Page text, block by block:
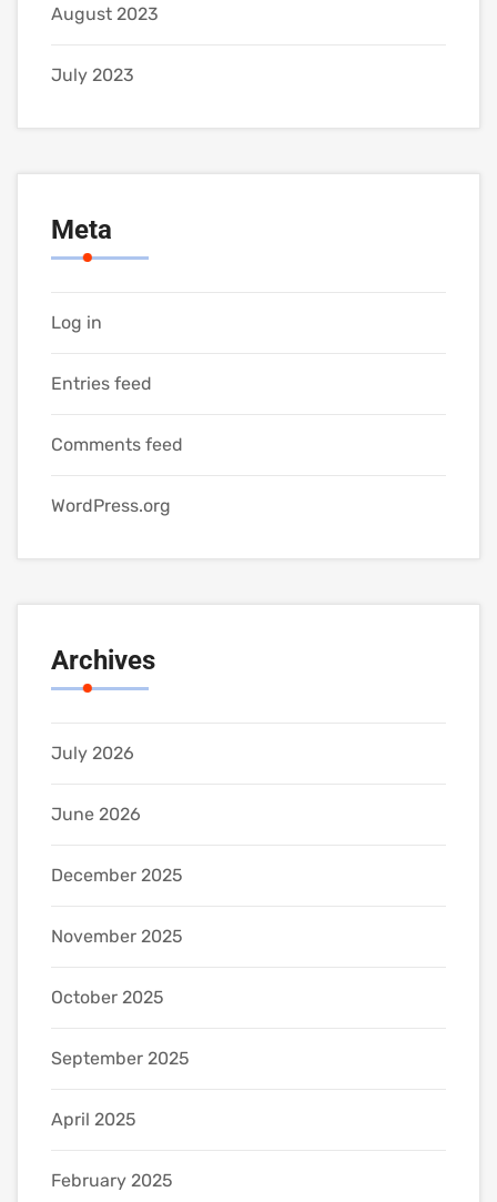
August 2023
July 2023
Meta
Log in
Entries feed
Comments feed
WordPress.org
Archives
July 2026
June 2026
December 2025
November 2025
October 2025
September 2025
April 2025
February 2025